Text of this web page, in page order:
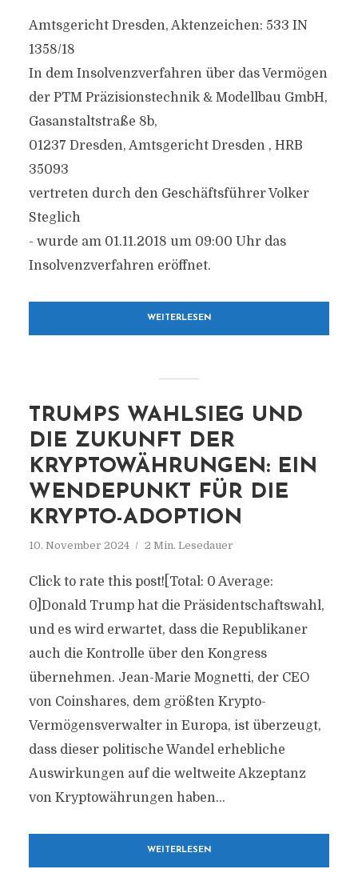
Amtsgericht Dresden, Aktenzeichen: 533 IN
1358/18
In dem Insolvenzverfahren über das Vermögen
der PTM Präzisionstechnik & Modellbau GmbH,
Gasanstaltstraße 8b,
01237 Dresden, Amtsgericht Dresden , HRB
35093
vertreten durch den Geschäftsführer Volker
Steglich
- wurde am 01.11.2018 um 09:00 Uhr das
Insolvenzverfahren eröffnet.
WEITERLESEN
TRUMPS WAHLSIEG UND
DIE ZUKUNFT DER
KRYPTOWÄHRUNGEN: EIN
WENDEPUNKT FÜR DIE
KRYPTO-ADOPTION
10. November 2024 2 Min. Lesedauer
Click to rate this post![Total: 0 Average:
0]Donald Trump hat die Präsidentschaftswahl,
und es wird erwartet, dass die Republikaner
auch die Kontrolle über den Kongress
übernehmen. Jean-Marie Mognetti, der CEO
von Coinshares, dem größten Krypto-
Vermögensverwalter in Europa, ist überzeugt,
dass dieser politische Wandel erhebliche
Auswirkungen auf die weltweite Akzeptanz
von Kryptowährungen haben...
WEITERLESEN